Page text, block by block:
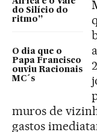
do Silício do
ritmo”
O dia que o
Papa Francisco
ouviu Racionais
MC´s
muros de
gastos